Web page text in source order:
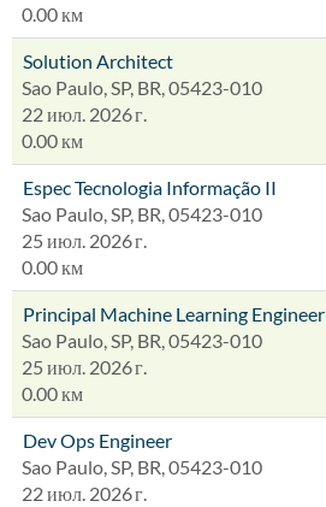
0.00 км
Solution Architect
Sao Paulo, SP, BR, 05423-010
22 июл. 2026 г.
0.00 км
Espec Tecnologia Informação II
Sao Paulo, SP, BR, 05423-010
25 июл. 2026 г.
0.00 км
Principal Machine Learning Engineer
Sao Paulo, SP, BR, 05423-010
25 июл. 2026 г.
0.00 км
Dev Ops Engineer
Sao Paulo, SP, BR, 05423-010
22 июл. 2026 г.